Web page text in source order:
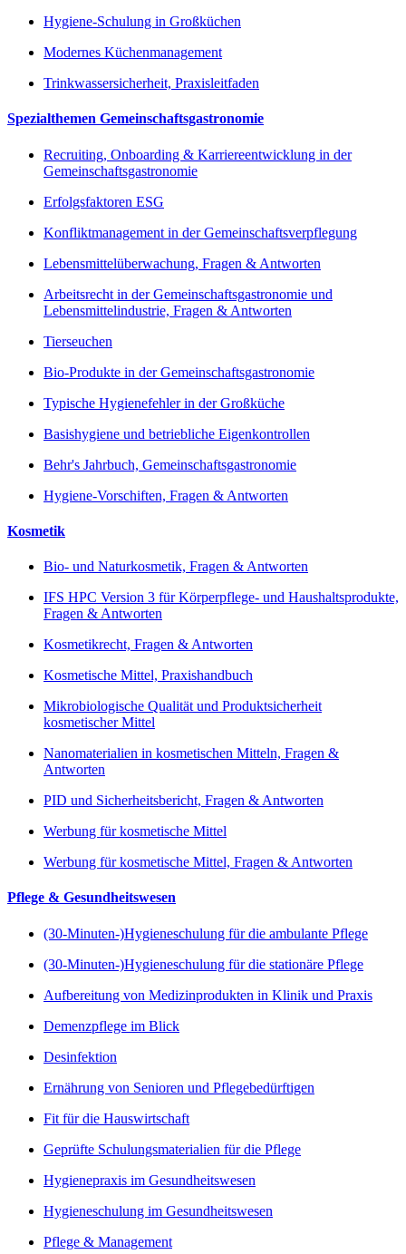
Hygiene-Schulung in Großküchen
Modernes Küchenmanagement
Trinkwassersicherheit, Praxisleitfaden
Spezialthemen Gemeinschaftsgastronomie
Recruiting, Onboarding & Karriereentwicklung in der
Gemeinschaftsgastronomie
Erfolgsfaktoren ESG
Konfliktmanagement in der Gemeinschaftsverpflegung
Lebensmittelüberwachung, Fragen & Antworten
Arbeitsrecht in der Gemeinschaftsgastronomie und
Lebensmittelindustrie, Fragen & Antworten
Tierseuchen
Bio-Produkte in der Gemeinschaftsgastronomie
Typische Hygienefehler in der Großküche
Basishygiene und betriebliche Eigenkontrollen
Behr's Jahrbuch, Gemeinschaftsgastronomie
Hygiene-Vorschiften, Fragen & Antworten
Kosmetik
Bio- und Naturkosmetik, Fragen & Antworten
IFS HPC Version 3 für Körperpflege- und Haushaltsprodukte,
Fragen & Antworten
Kosmetikrecht, Fragen & Antworten
Kosmetische Mittel, Praxishandbuch
Mikrobiologische Qualität und Produktsicherheit
kosmetischer Mittel
Nanomaterialien in kosmetischen Mitteln, Fragen &
Antworten
PID und Sicherheitsbericht, Fragen & Antworten
Werbung für kosmetische Mittel
Werbung für kosmetische Mittel, Fragen & Antworten
Pflege & Gesundheitswesen
(30-Minuten-)Hygieneschulung für die ambulante Pflege
(30-Minuten-)Hygieneschulung für die stationäre Pflege
Aufbereitung von Medizinprodukten in Klinik und Praxis
Demenzpflege im Blick
Desinfektion
Ernährung von Senioren und Pflegebedürftigen
Fit für die Hauswirtschaft
Geprüfte Schulungsmaterialien für die Pflege
Hygienepraxis im Gesundheitswesen
Hygieneschulung im Gesundheitswesen
Pflege & Management